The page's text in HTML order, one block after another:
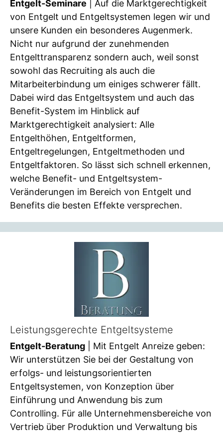
Entgelt-Seminare | Auf die Marktgerechtigkeit
von Entgelt und Entgeltsystemen legen wir und
unsere Kunden ein besonderes Augenmerk.
Nicht nur aufgrund der zunehmenden
Entgelttransparenz sondern auch, weil sonst
sowohl das Recruiting als auch die
Mitarbeiterbindung um einiges schwerer fällt.
Dabei wird das Entgeltsystem und auch das
Benefit-System im Hinblick auf
Marktgerechtigkeit analysiert: Alle
Entgelthöhen, Entgeltformen,
Entgeltregelungen, Entgeltmethoden und
Entgeltfaktoren. So lässt sich schnell erkennen,
welche Benefit- und Entgeltsystem-
Veränderungen im Bereich von Entgelt und
Benefits die besten Effekte versprechen.
Leistungsgerechte Entgeltsysteme
Entgelt-Beratung | Mit Entgelt Anreize geben:
Wir unterstützen Sie bei der Gestaltung von
erfolgs- und leistungsorientierten
Entgeltsystemen, von Konzeption über
Einführung und Anwendung bis zum
Controlling. Für alle Unternehmensbereiche von
Vertrieb über Produktion und Verwaltung bis